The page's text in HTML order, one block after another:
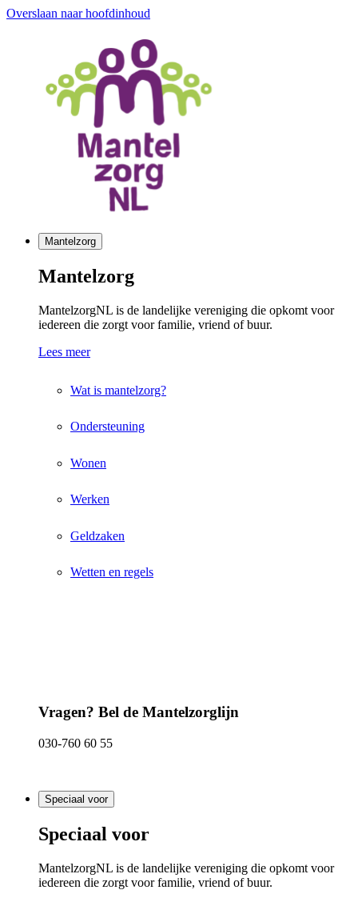
Overslaan naar hoofdinhoud
Mantelzorg
Mantelzorg
MantelzorgNL is de landelijke vereniging die opkomt voor
iedereen die zorgt voor familie, vriend of buur.
Lees meer
Wat is mantelzorg?
Ondersteuning
Wonen
Werken
Geldzaken
Wetten en regels
Vragen? Bel de Mantelzorglijn
030-760 60 55
Speciaal voor
Speciaal voor
MantelzorgNL is de landelijke vereniging die opkomt voor
iedereen die zorgt voor familie, vriend of buur.